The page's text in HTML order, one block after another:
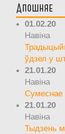
Апошняе
01.02.20
Навіна
ўдзел у
21.01.20
Навіна
Сумеснае
21.01.20
Навіна
Тыдзень